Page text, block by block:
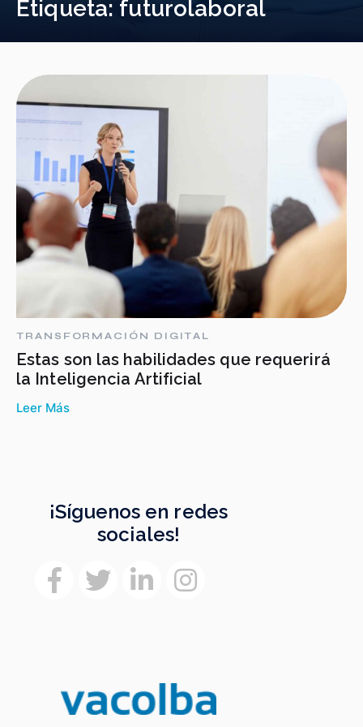
Etiqueta: futurolaboral
TRANSFORMACIÓN DIGITAL
Estas son las habilidades que requerirá
la Inteligencia Artificial
Leer Más
¡Síguenos en redes
sociales!